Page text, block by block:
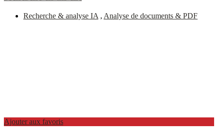
Recherche & analyse IA , Analyse de documents & PDF
Ajouter aux favoris